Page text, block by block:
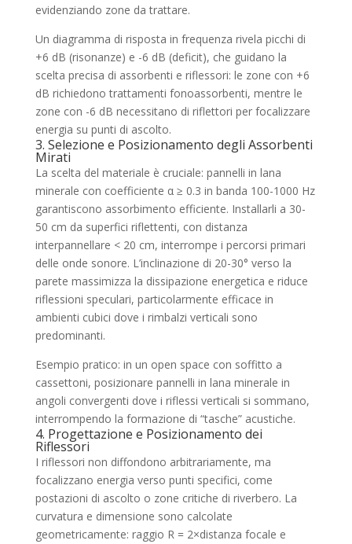
evidenziando zone da trattare.
Un diagramma di risposta in frequenza rivela picchi di
+6 dB (risonanze) e -6 dB (deficit), che guidano la
scelta precisa di assorbenti e riflessori: le zone con +6
dB richiedono trattamenti fonoassorbenti, mentre le
zone con -6 dB necessitano di riflettori per focalizzare
energia su punti di ascolto.
3. Selezione e Posizionamento degli Assorbenti
Mirati
La scelta del materiale è cruciale: pannelli in lana
minerale con coefficiente α ≥ 0.3 in banda 100-1000 Hz
garantiscono assorbimento efficiente. Installarli a 30-
50 cm da superfici riflettenti, con distanza
interpannellare < 20 cm, interrompe i percorsi primari
delle onde sonore. L’inclinazione di 20-30° verso la
parete massimizza la dissipazione energetica e riduce
riflessioni speculari, particolarmente efficace in
ambienti cubici dove i rimbalzi verticali sono
predominanti.
Esempio pratico: in un open space con soffitto a
cassettoni, posizionare pannelli in lana minerale in
angoli convergenti dove i riflessi verticali si sommano,
interrompendo la formazione di “tasche” acustiche.
4. Progettazione e Posizionamento dei
Riflessori
I riflessori non diffondono arbitrariamente, ma
focalizzano energia verso punti specifici, come
postazioni di ascolto o zone critiche di riverbero. La
curvatura e dimensione sono calcolate
geometricamente: raggio R = 2×distanza focale e